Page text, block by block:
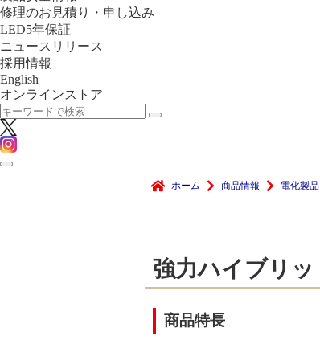
修理のお見積り・申し込み
LED5年保証
ニュースリリース
採用情報
English
オンラインストア
ホーム 商品情報 電化製品
強力ハイブリ
商品特長